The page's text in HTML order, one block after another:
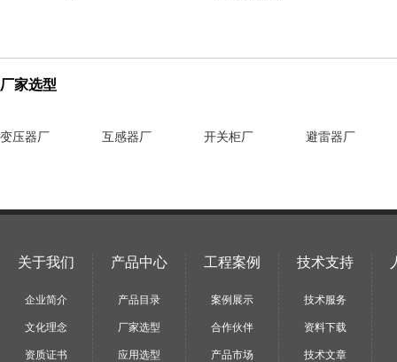
厂家选型
变压器厂 互感器厂 开关柜厂 避雷器厂
关于我们
企业简介
文化理念
资质证书
产品中心
产品目录
厂家选型
应用选型
工程案例
案例展示
合作伙伴
产品市场
技术支持
技术服务
资料下载
技术文章